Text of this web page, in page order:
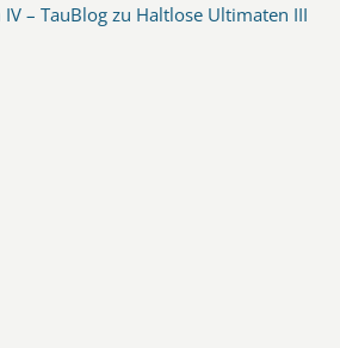
– TauBlog zu Haltlose Ultimaten III